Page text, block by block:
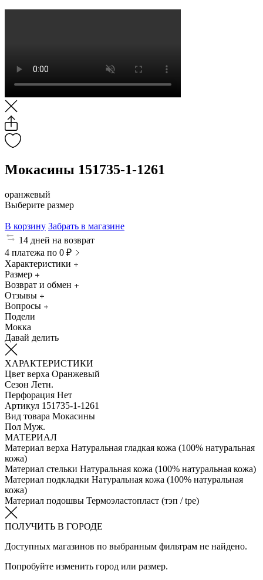
Мокасины 151735-1-1261
оранжевый
Выберите размер
В корзину Забрать в магазине
14 дней на возврат
4 платежа по 0 ₽
Характеристики
Размер
Возврат и обмен
Отзывы
Вопросы
Подели
Мокка
Давай делить
ХАРАКТЕРИСТИКИ
Цвет верха Оранжевый
Сезон Летн.
Перфорация Нет
Артикул 151735-1-1261
Вид товара Мокасины
Пол Муж.
МАТЕРИАЛ
Материал верха Натуральная гладкая кожа (100% натуральная
кожа)
Материал стельки Натуральная кожа (100% натуральная кожа)
Материал подкладки Натуральная кожа (100% натуральная
кожа)
Материал подошвы Термоэластопласт (тэп / tpe)
ПОЛУЧИТЬ В ГОРОДЕ
Доступных магазинов по выбранным фильтрам не найдено.
Попробуйте изменить город или размер.